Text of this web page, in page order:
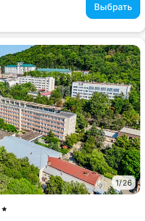
Выбрать
1/26